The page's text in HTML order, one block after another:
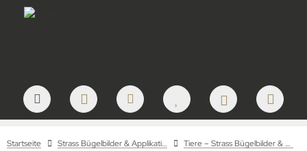
Startseite Strass Bügelbilder & Applikationen zum Aufbügeln
Tiere – Strass Bügelbilder & Motive